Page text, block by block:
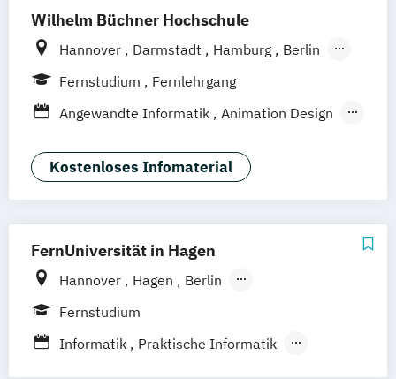
Wilhelm Büchner Hochschule
Hannover Darmstadt Hamburg
Berlin
Bonn
Nürnberg München
Zürich Rostock Dortmund
Fernstudium
Fernlehrgang
Angewandte Informatik
Animation Design
Big Data und Data Science
Digitale Medien Game Design
KI und maschinelles Lernen
Kommunikationsdesign
Medizinische Informatik
Nachhaltiges Design
Kostenloses Infomaterial
FernUniversität in Hagen
Hannover Hagen
Berlin
Frankfurt am Main
Stuttgart
Nürnberg Bonn
Fernstudium
Informatik
Praktische Informatik